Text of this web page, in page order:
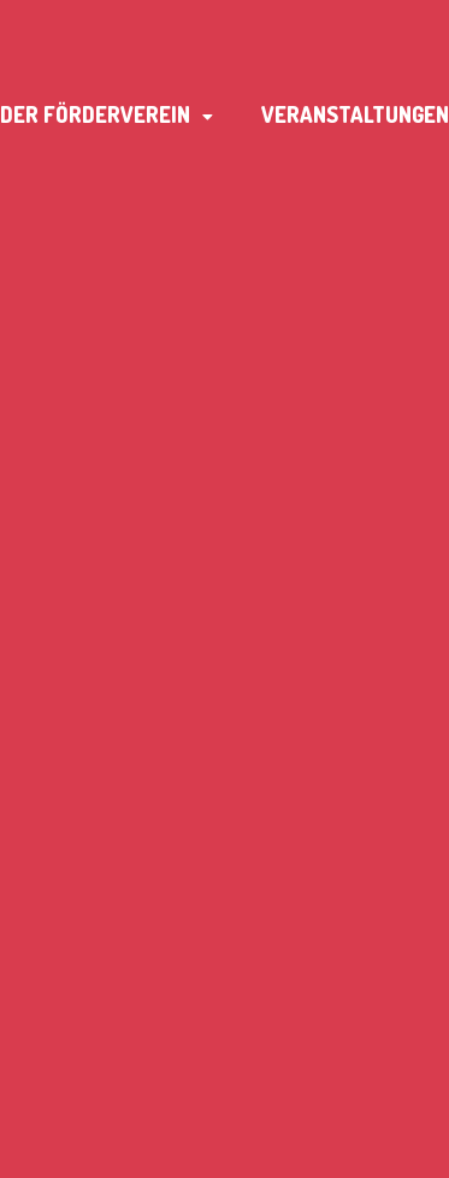
DER FÖRDERVEREIN VERANSTALTUNGEN